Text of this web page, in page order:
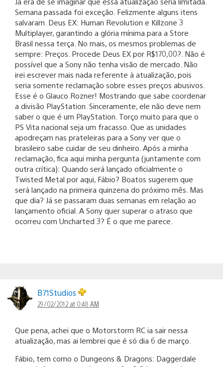
Semana passada foi exceção. Felizmente alguns itens
salvaram. Deus EX: Human Revolution e Killzone 3
Multiplayer, garantindo a glória mínima para a Store
Brasil nessa terça. No mais, os mesmos problemas de
sempre: Preços. Procede Deus EX por R$170,00?. Não é
possível que a Sony não tenha visão de mercado. Não
irei escrever mais nada referente à atualização, pois
seria somente reclamação sobre esses preços abusivos.
Esse é o Glauco Rozner! Mostrando que sabe coordenar
a divisão PlayStation. Sinceramente, ele não deve nem
saber o que é um PlayStation. Torço muito para que o
PS Vita nacional seja um fracasso. Que as unidades
apodreçam nas prateleiras para a Sony ver que o
brasileiro sabe cuidar de seu dinheiro. Após a minha
reclamação, fica aqui minha pergunta (juntamente com
outra crítica): Quando será lançado oficialmente o
Twisted Metal por aqui, Fábio? Boatos sugerem que
será lançado na primeira quinzena do próximo mês. Mas
que dia? Já se passaram duas semanas em relação ao
lançamento oficial. A Sony quer superar o atraso que
ocorreu com Uncharted 3? É o que me parece.
B71Studios
29/02/2012 at 0:48 AM
Que pena, achei que o Motorstorm RC ia sair nessa
atualização, mas ai lembrei que é só dia 6 de março.
Fábio, tem como o Dungeons & Dragons: Daggerdale